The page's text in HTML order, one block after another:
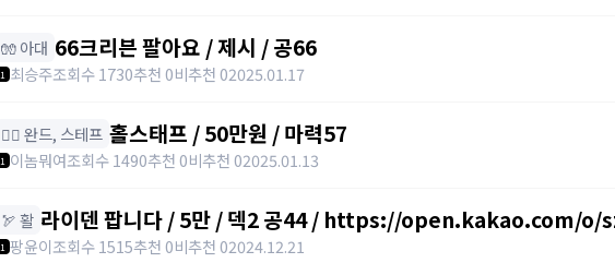
🧤 아대 66크리븐 팔아요 / 제시 / 공66
1 최승주조회수 1730추천 0비추천 02025.01.17
🧙‍♀️ 완드, 스테프 홀스태프 / 50만원 / 마력57
1 이놈뭐여조회수 1490추천 0비추천 02025.01.13
🏹 활 라이덴 팝니다 / 5만 / 덱2 공44 / https://open.kakao.com/o/
1 팡윤이조회수 1515추천 0비추천 02024.12.21